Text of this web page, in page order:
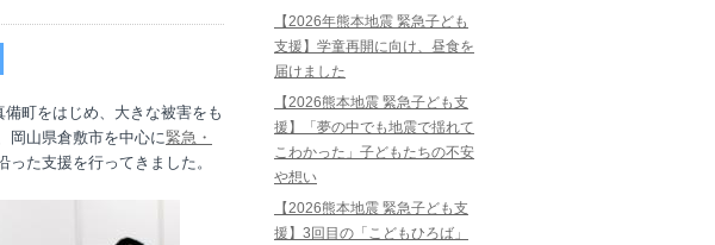
町をはじめ、大きな被害をも
岡山県倉敷市を中心に緊急・
た支援を行ってきました。
【2026年熊本地震 緊急子ども
支援】学童再開に向け、昼食を
届けました
【2026熊本地震 緊急子ども支
援】「夢の中でも地震で揺れて
こわかった」子どもたちの不安
や想い
【2026熊本地震 緊急子ども支
援】3回目の「こどもひろば」